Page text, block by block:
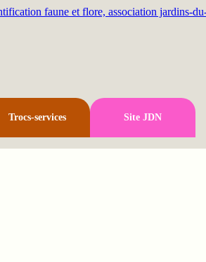
Trocs-services Site JDN